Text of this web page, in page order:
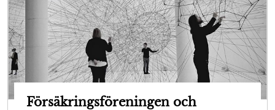
Försäkringsföreningen och